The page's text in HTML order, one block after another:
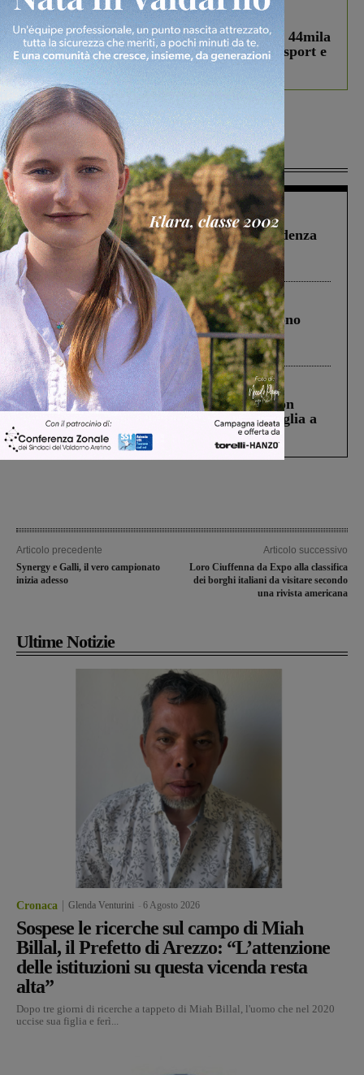
In vetrina 3 Agosto 2026
Estra Notizie agosto: Smart Cities, oltre 44mila
studenti coinvolti, torna il bando per lo sport e
debutta il podcast Estrair
Più lette
Figline Incisa Valdarno 1 Agosto 2026
Piscina di Figline finanziata oltre la scadenza
Pnrr, il gruppo di Fratelli d’Italia: “Un
ringraziamento al Governo”
Cronaca 4 Agosto 2026
Un anno fa la strage in A1 in cui morirono
Gianni, Giulia e Franco. Lo schianto, il
processo, lo stop ai sorpassi fra tir....
Cronaca 3 Agosto 2026
Scomparso da una struttura di Castiglion
Fiorentino l’uomo che aveva ucciso la figlia a
Levane nel 2020
Articolo precedente
Synergy e Galli, il vero campionato
inizia adesso
Articolo successivo
Loro Ciuffenna da Expo alla classifica
dei borghi italiani da visitare secondo
una rivista americana
Ultime Notizie
Cronaca Glenda Venturini 6 Agosto 2026
Sospese le ricerche sul campo di Miah
Billal, il Prefetto di Arezzo: “L’attenzione
delle istituzioni su questa vicenda resta
alta”
Dopo tre giorni di ricerche a tappeto di Miah Billal, l'uomo che nel 2020
uccise sua figlia e ferì...